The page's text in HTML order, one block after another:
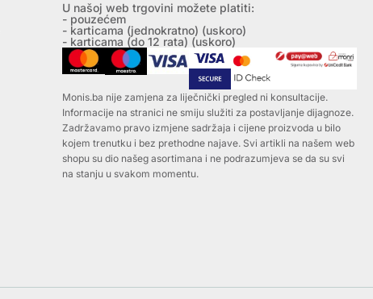
U našoj web trgovini možete platiti:
- pouzećem
- karticama (jednokratno) (uskoro)
- karticama (do 12 rata) (uskoro)
Monis.ba nije zamjena za liječnički pregled ni konsultacije.
Informacije na stranici ne smiju služiti za postavljanje dijagnoze.
Zadržavamo pravo izmjene sadržaja i cijene proizvoda u bilo
kojem trenutku i bez prethodne najave. Svi artikli na našem web
shopu su dio našeg asortimana i ne podrazumjeva se da su svi
na stanju u svakom momentu.